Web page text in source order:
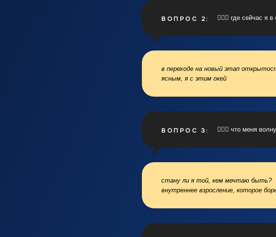
ВОПРОС 2: 🧘🏼‍♀️ где сейчас я
в переходе на новый этап
ясным, я с этим окей
ВОПРОС 3: 🧘🏼‍♀️ что меня
стану ли я той, кем мечтаю быть?
внутреннее взросление, которое